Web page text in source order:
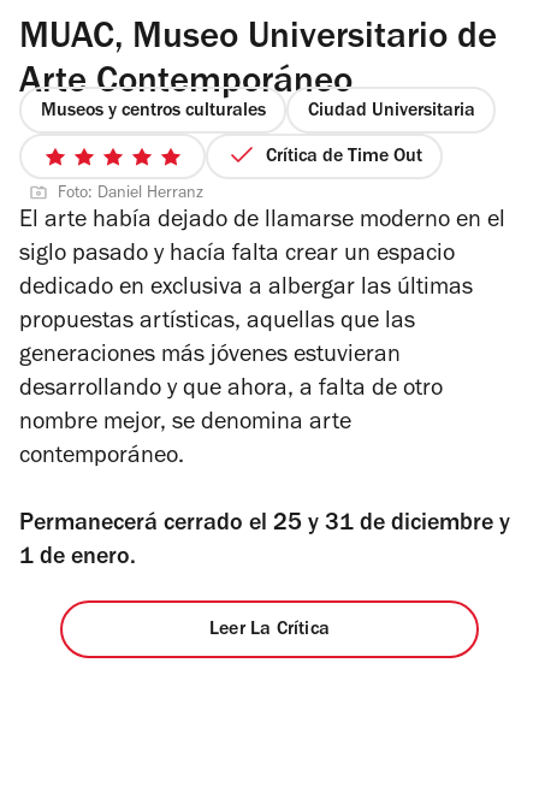
MUAC, Museo Universitario de
Arte Contemporáneo
Museos y centros culturales Ciudad Universitaria
5
de
5
estrellas
Crítica de Time Out
Foto: Daniel Herranz
El arte había dejado de llamarse moderno en el
siglo pasado y hacía falta crear un espacio
dedicado en exclusiva a albergar las últimas
propuestas artísticas, aquellas que las
generaciones más jóvenes estuvieran
desarrollando y que ahora, a falta de otro
nombre mejor, se denomina arte
contemporáneo.
Permanecerá cerrado el 25 y 31 de diciembre y
1 de enero.
Leer La Crítica